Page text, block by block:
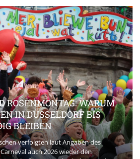
ROSENMONTAG: WARUM
IN DÜSSELDORF BIS
BLEIBEN
verfolgten laut Angaben des
auch 2026 wieder den